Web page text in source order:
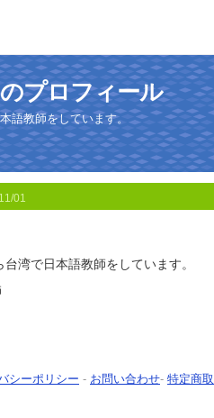
プロフィール
語教師をしています。
01
湾で日本語教師をしています。
シーポリシー - お問い合わせ- 特定商